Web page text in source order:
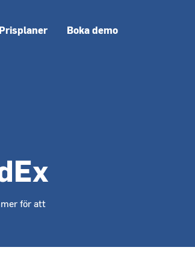
Prisplaner Boka demo
för att